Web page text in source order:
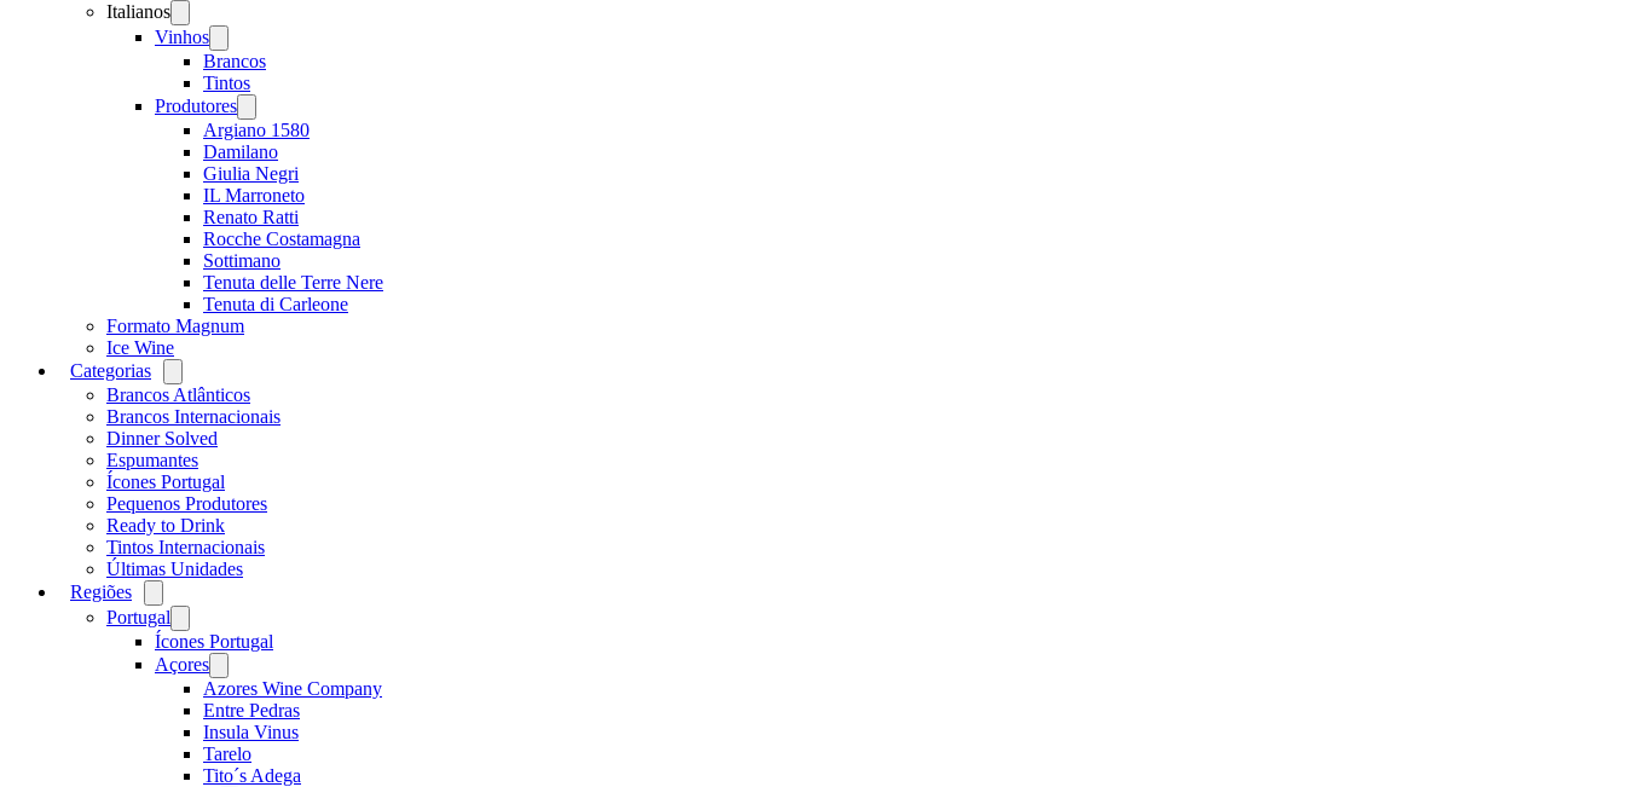
Italianos
menu
Vinhos
menu
Brancos
Tintos
Produtores
menu
Argiano 1580
Damilano
Giulia Negri
IL Marroneto
Renato Ratti
Rocche Costamagna
Sottimano
Tenuta delle Terre Nere
Tenuta di Carleone
Formato Magnum
Ice Wine
Categorias
menu
Brancos Atlânticos
Brancos Internacionais
Dinner Solved
Espumantes
Ícones Portugal
Pequenos Produtores
Ready to Drink
Tintos Internacionais
Últimas Unidades
Regiões
menu
Portugal
menu
Ícones Portugal
Açores
menu
Azores Wine Company
Entre Pedras
Insula Vinus
Tarelo
Tito´s Adega